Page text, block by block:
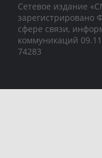
Сетевое издание
зарегистрировано
сфере связи,
коммуникаций
74283